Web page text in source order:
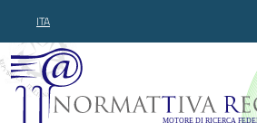
ITA